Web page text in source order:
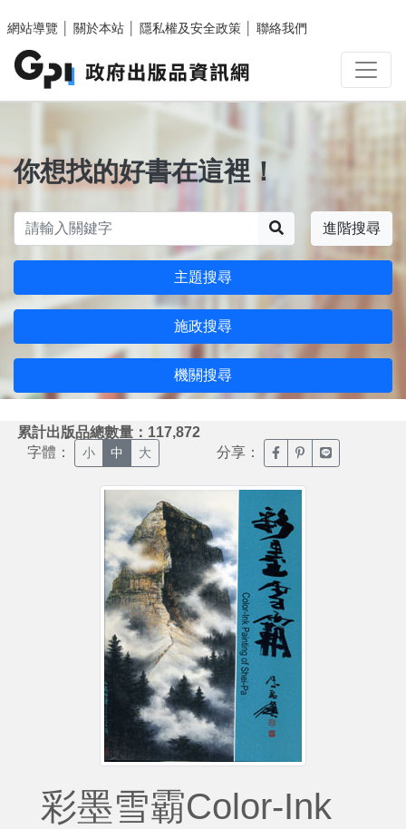
網站導覽
關於本站 隱私權及安全政策 聯絡我們
你想找的好書在這裡！
進階搜尋
主題搜尋
施政搜尋
機關搜尋
累計出版品總數量：117,872
字體： 小 中 大 分享： 臉書分享(另開新視窗)
噗浪分享(另開新
Line分享(另
彩墨雪霸Color-Ink